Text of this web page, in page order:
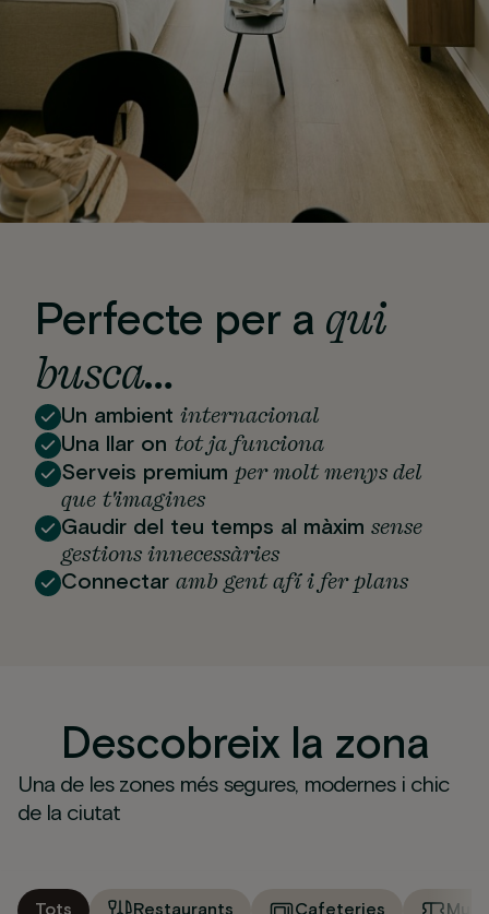
Perfecte per a qui
busca…
Un ambient internacional
Una llar on tot ja funciona
Serveis premium per molt menys del
que t'imagines
Gaudir del teu temps al màxim sense
gestions innecessàries
Connectar amb gent afí i fer plans
Descobreix la zona
Una de les zones més segures, modernes i chic
de la ciutat